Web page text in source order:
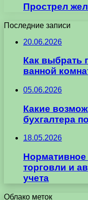
Прострел
Последние записи
20.06.2026
Как выбрать
ванной
05.06.2026
Какие
бухгалтера
18.05.2026
Нормативное
торговли и
учета
Облако меток